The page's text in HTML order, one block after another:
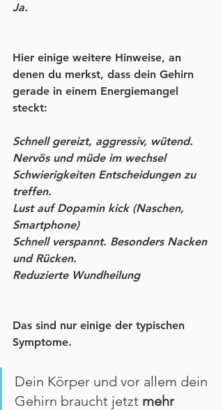
Ja.
Hier einige weitere Hinweise, an
denen du merkst, dass dein Gehirn
gerade in einem Energiemangel
steckt:
Schnell gereizt, aggressiv, wütend.
Nervös und müde im wechsel
Schwierigkeiten Entscheidungen zu
treffen.
Lust auf Dopamin kick (Naschen,
Smartphone)
Schnell verspannt. Besonders Nacken
und Rücken.
Reduzierte Wundheilung
Das sind nur einige der typischen
Symptome.
Dein Körper und vor allem dein
Gehirn braucht jetzt mehr